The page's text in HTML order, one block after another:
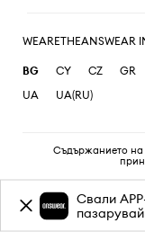
WEARETHEANSWEAR
BG CY CZ GR
UA
UA(RU)
Съдържанието на
Свали